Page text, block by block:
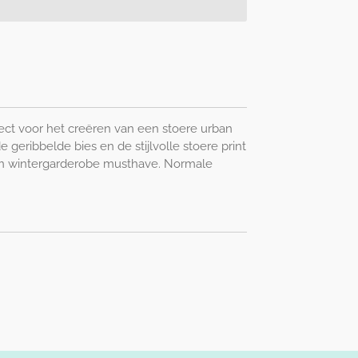
voor het creëren van een stoere urban
geribbelde bies en de stijlvolle stoere print
wintergarderobe musthave. Normale